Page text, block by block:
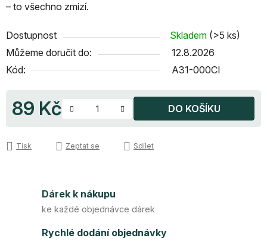
– to všechno zmizí.
Dostupnost Skladem (>5 ks)
Můžeme doručit do:
12.8.2026
Kód:
A31-000CI
89 Kč DO KOŠÍKU
Tisk Zeptat se Sdílet
Dárek k nákupu
ke každé objednávce dárek
Rychlé dodání objednávky